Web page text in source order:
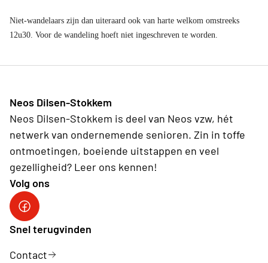
Niet-wandelaars zijn dan uiteraard ook van harte welkom omstreeks
12u30. Voor de wandeling hoeft niet ingeschreven te worden.
Neos Dilsen-Stokkem
Neos Dilsen-Stokkem is deel van Neos vzw, hét
netwerk van ondernemende senioren. Zin in toffe
ontmoetingen, boeiende uitstappen en veel
gezelligheid? Leer ons kennen!
Volg ons
Neos Dilsen-Stokkem
Snel terugvinden
Contact